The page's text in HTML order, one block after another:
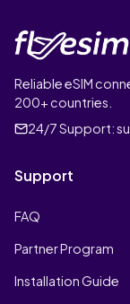
Reliable eSIM
200+ countries.
24/7 Support:
Support
FAQ
Partner Program
Installation Guide